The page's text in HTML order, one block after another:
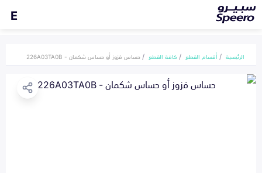
E
الرئيسية أقسام القطع كافة القطع حساس قزوز أو حساس شكمان - 226A03TA0B